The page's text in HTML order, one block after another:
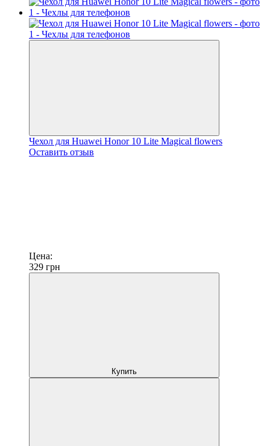
Чехол для Huawei Honor 10 Lite Magical flowers
Оставить отзыв
Цена:
329 грн
Купить